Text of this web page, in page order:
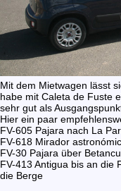
Mit dem Mietwagen lässt
habe mit Caleta de Fuste
sehr gut als
Hier ein paar
FV-605 Pajara nach La
FV-618 Mirador
FV-30 Pajara über
FV-413 Antigua bis an die
die Berge